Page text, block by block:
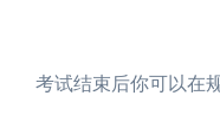
考试结束后你可以在